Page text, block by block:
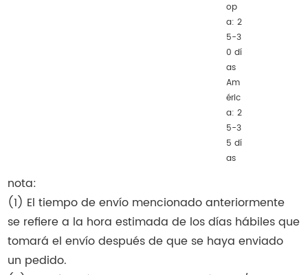
op
a: 2
5-3
0 dí
as
Am
éric
a: 2
5-3
5 dí
as
nota:
(1) El tiempo de envío mencionado anteriormente
se refiere a la hora estimada de los días hábiles que
tomará el envío después de que se haya enviado
un pedido.